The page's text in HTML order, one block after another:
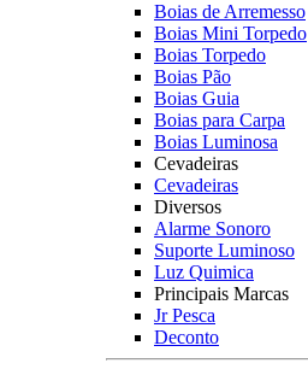
Boias de Arremesso
Boias Mini Torpedo
Boias Torpedo
Boias Pão
Boias Guia
Boias para Carpa
Boias Luminosa
Cevadeiras
Cevadeiras
Diversos
Alarme Sonoro
Suporte Luminoso
Luz Quimica
Principais Marcas
Jr Pesca
Deconto